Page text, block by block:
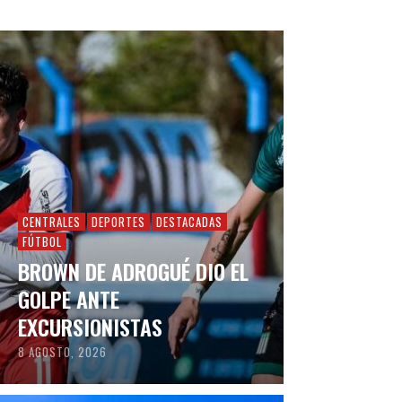
CENTRALES DEPORTES
DESTACADAS
FÚTBOL
BROWN DE ADROGUÉ DIO EL
GOLPE ANTE
EXCURSIONISTAS
8 AGOSTO, 2026